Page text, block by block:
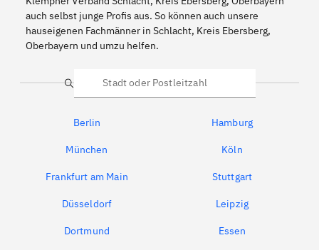
auch selbst junge Profis aus. So können auch unsere
hauseigenen Fachmänner in Schlacht, Kreis Ebersberg,
Oberbayern und umzu helfen.
Suche
Berlin Hamburg
München Köln
Frankfurt am Main Stuttgart
Düsseldorf Leipzig
Dortmund Essen